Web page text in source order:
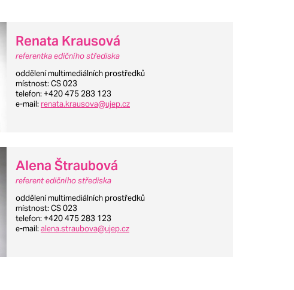
Renata Krausová
referentka edičního střediska
oddělení multimediálních prostředků
místnost: CS 023
telefon: +420 475 283 123
e-mail: renata.krausova@ujep.cz
Alena Štraubová
referent edičního střediska
oddělení multimediálních prostředků
místnost: CS 023
telefon: +420 475 283 123
e-mail:alena.straubova@ujep.cz